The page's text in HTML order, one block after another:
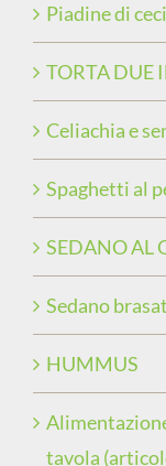
Piadine di ceci
TORTA DUE
Celiachia e
Spaghetti al
SEDANO AL
Sedano
HUMMUS
tavola